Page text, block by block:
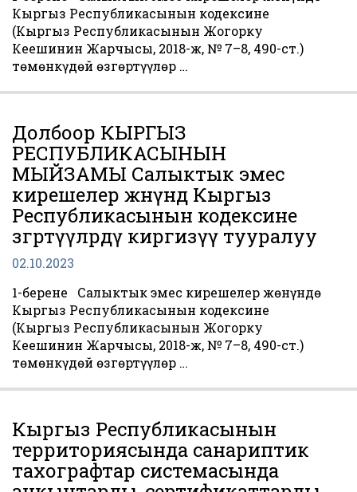
Кыргыз Республикасынын кодексине
(Кыргыз Республикасынын Жогорку
Кеңешинин Жарчысы, 2018-ж, № 7–8, 490-ст.)
төмөнкүдөй өзгөртүүлөр …
Долбоор КЫРГЫЗ
РЕСПУБЛИКАСЫНЫН
МЫЙЗАМЫ Салыктык эмес
кирешелер жөнүндө Кыргыз
Республикасынын кодексине
өзгөртүүлөрдү киргизүү тууралуу
02.10.2023
1-берене Салыктык эмес кирешелер жөнүндө
Кыргыз Республикасынын кодексине
(Кыргыз Республикасынын Жогорку
Кеңешинин Жарчысы, 2018-ж, № 7–8, 490-ст.)
төмөнкүдөй өзгөртүүлөр …
Кыргыз Республикасынын
территориясында санариптик
тахографтар системасында